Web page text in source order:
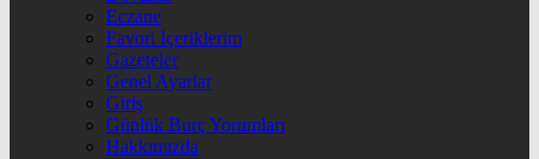
Eczane
Favori İçeriklerim
Gazeteler
Genel Ayarlar
Giriş
Günlük Burç Yorumları
Hakkımızda